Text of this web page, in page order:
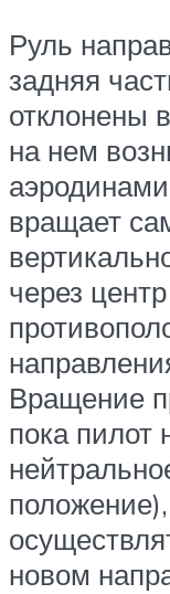
Руль
задняя
отклонены
на нем
вращает
через
Вращение
пока пилот
новом